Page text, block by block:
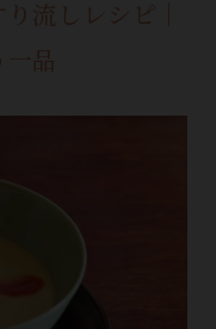
流しレシピ｜
品